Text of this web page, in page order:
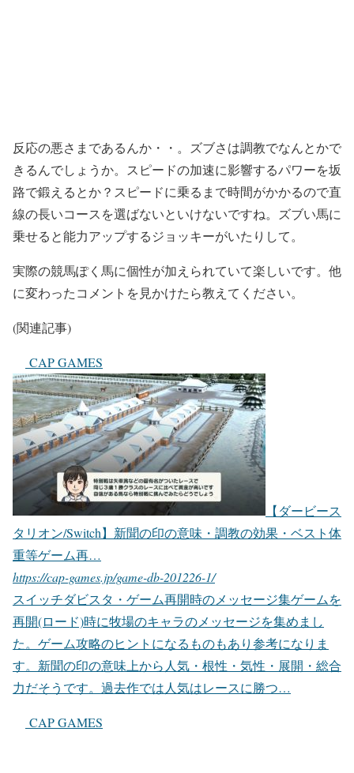
反応の悪さまであるんか・・。ズブさは調教でなんとかで
きるんでしょうか。スピードの加速に影響するパワーを坂
路で鍛えるとか？スピードに乗るまで時間がかかるので直
線の長いコースを選ばないといけないですね。ズブい馬に
乗せると能力アップするジョッキーがいたりして。
実際の競馬ぽく馬に個性が加えられていて楽しいです。他
に変わったコメントを見かけたら教えてください。
(関連記事)
CAP GAMES
【ダービース
タリオン/Switch】新聞の印の意味・調教の効果・ベスト体
重等ゲーム再…
https://cap-games.jp/game-db-201226-1/
スイッチダビスタ・ゲーム再開時のメッセージ集ゲームを
再開(ロード)時に牧場のキャラのメッセージを集めまし
た。ゲーム攻略のヒントになるものもあり参考になりま
す。新聞の印の意味上から人気・根性・気性・展開・総合
力だそうです。過去作では人気はレースに勝つ…
CAP GAMES